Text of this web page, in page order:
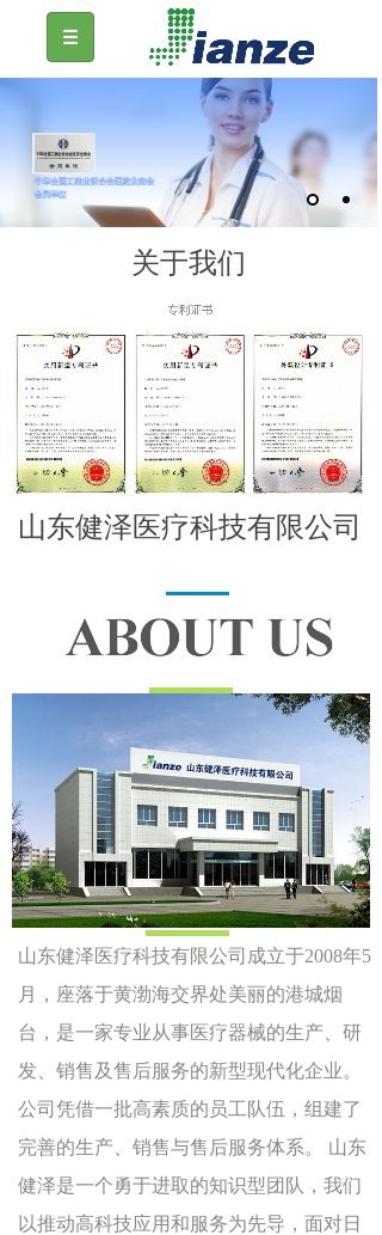
关于我们
山东健泽医疗科技有限公司
山东健泽医疗科技有限公司成立于2008年5
月，座落于黄渤海交界处美丽的港城烟
台，是一家专业从事医疗器械的生产、研
发、销售及售后服务的新型现代化企业。
公司凭借一批高素质的员工队伍，组建了
完善的生产、销售与售后服务体系。 山东
健泽是一个勇于进取的知识型团队，我们
以推动高科技应用和服务为先导，面对日